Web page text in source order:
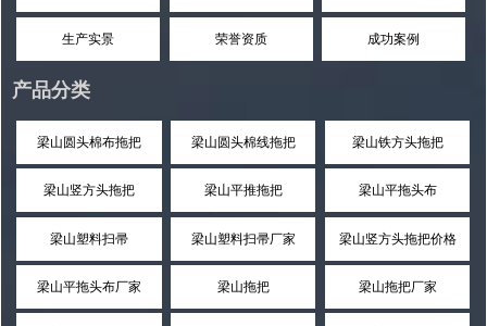
生产实景 荣誉资质 成功案例
产品分类
梁山圆头棉布拖把 梁山圆头棉线拖把 梁山铁方头拖把
梁山竖方头拖把 梁山平推拖把 梁山平拖头布
梁山塑料扫帚 梁山塑料扫帚厂家 梁山竖方头拖把价格
梁山平拖头布厂家 梁山拖把 梁山拖把厂家